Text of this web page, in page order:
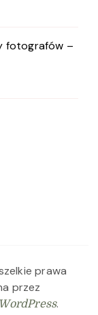
fotografów –
prawa
przez
WordPress.